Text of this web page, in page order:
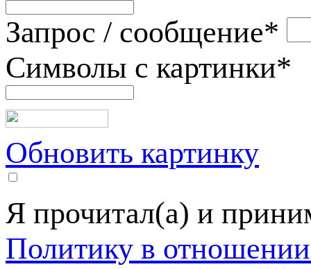
Запрос / сообщение*
Символы с картинки*
Обновить картинку
Я прочитал(а) и
Политику в